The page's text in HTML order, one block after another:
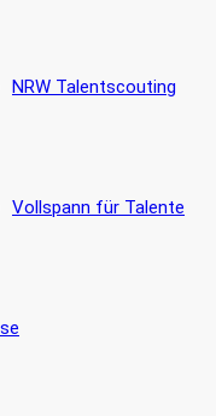
NRW Talentscouting
Vollspann für Talente